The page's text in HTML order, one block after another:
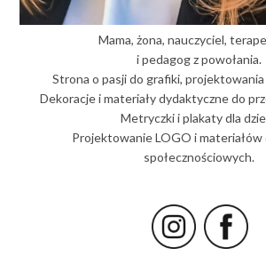
Mama, żona, nauczyciel,
i pedagog z powołania.
Strona o pasji do grafiki,
Dekoracje i materiały dydaktyczne do
Metryczki i plakaty dla
Projektowanie LOGO i
społecznościowych.